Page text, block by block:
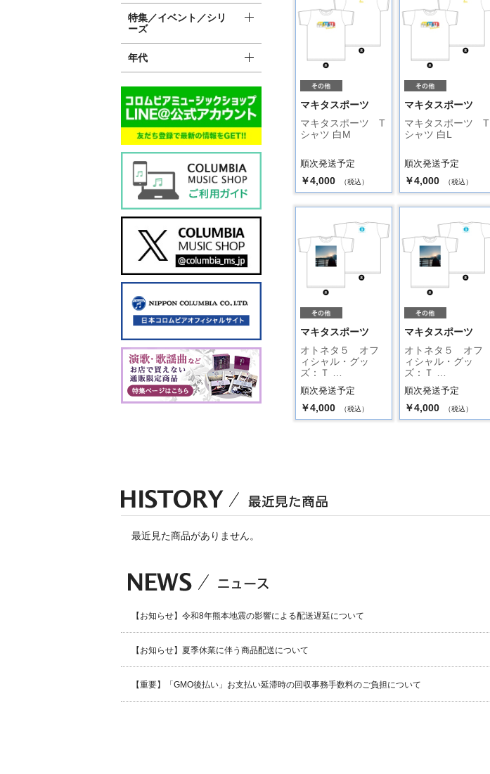
マキタスポーツ
マキタスポーツ T
シャツ 白M
順次発送予定
￥4,000 （税込）
マキタスポーツ
マキタスポーツ T
シャツ 白L
順次発送予定
￥4,000 （税込）
マキタスポーツ
オトネタ５ オフ
ィシャル・グッ
ズ：Ｔ …
順次発送予定
￥4,000 （税込）
マキタスポーツ
オトネタ５ オフ
ィシャル・グッ
ズ：Ｔ …
順次発送予定
￥4,000 （税込）
特集／イベント／シリ
ーズ
年代
最近見た商品がありません。
【お知らせ】令和8年熊本地震の影響による配送遅延について
【お知らせ】夏季休業に伴う商品配送について
【重要】「GMO後払い」お支払い延滞時の回収事務手数料のご負担について